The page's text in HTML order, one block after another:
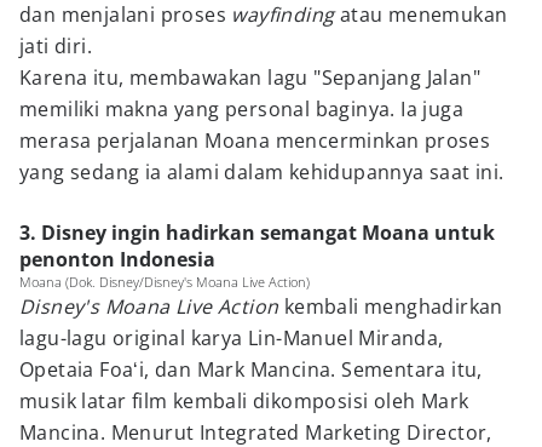
dan menjalani proses wayfindingatau menemukan
jati diri.
Karena itu, membawakan lagu "Sepanjang Jalan"
memiliki makna yang personal baginya. Ia juga
merasa perjalanan Moana mencerminkan proses
yang sedang ia alami dalam kehidupannya saat ini.
3. Disney ingin hadirkan semangat Moana untuk
penonton Indonesia
Moana (Dok. Disney/Disney's Moana Live Action)
Disney's Moana Live Action kembali menghadirkan
lagu-lagu original karya Lin-Manuel Miranda,
Opetaia Foaʻi, dan Mark Mancina. Sementara itu,
musik latar film kembali dikomposisi oleh Mark
Mancina. Menurut Integrated Marketing Director,